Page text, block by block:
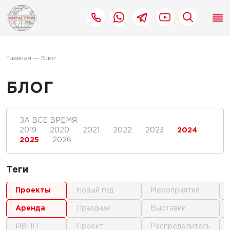
Главная Блог
БЛОГ
ЗА ВСЕ ВРЕМЯ
2019
2020 2021 2022 2023
2024
2025
2026
Теги
проекты
аренда
ИВПП
новый год
праздник
проект
мероприятия
выставки
распределитель